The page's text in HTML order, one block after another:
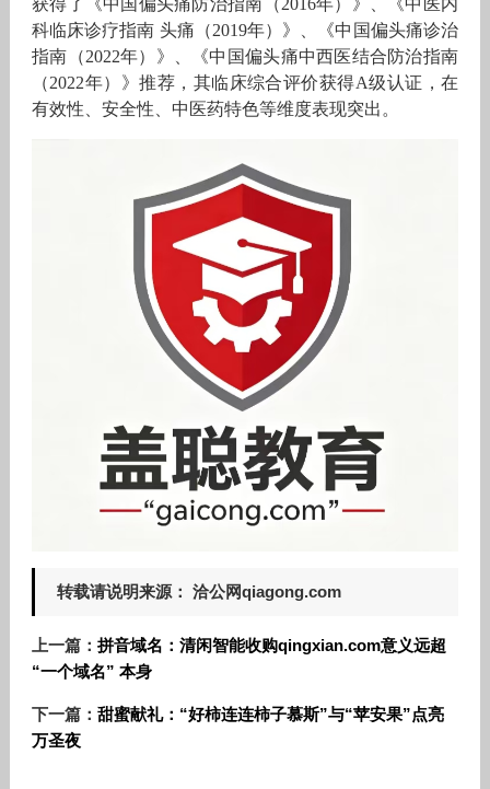
科临床诊疗指南 头痛（2019年）》、《中国偏头痛诊治
指南（2022年）》、《中国偏头痛中西医结合防治指南
（2022年）》推荐，其临床综合评价获得A级认证，在
有效性、安全性、中医药特色等维度表现突出。
转载请说明来源： 洽公网qiagong.com
上一篇： 拼音域名：清闲智能收购qingxian.com意义远超
“一个域名” 本身
下一篇： 甜蜜献礼：“好柿连连柿子慕斯”与“苹安果”点亮
万圣夜